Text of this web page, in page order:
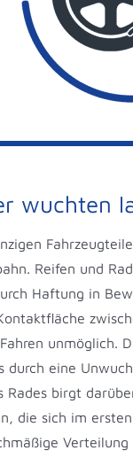
wuchten
Reifen und
Haftung in
unmöglich.
durch eine
Rades birgt
die sich im
Verteilung